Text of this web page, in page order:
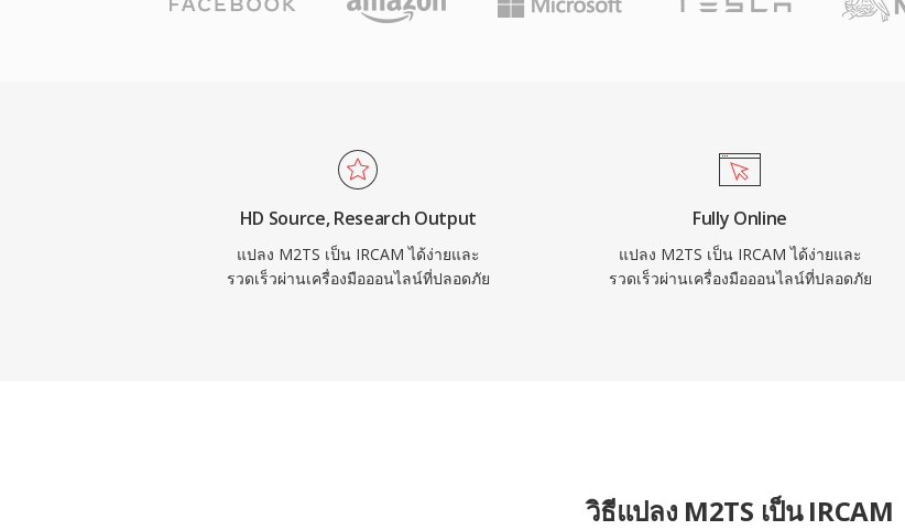
HD Source, Research Output
แปลง M2TS เป็น IRCAM ได้ง่ายและ
รวดเร็วผ่านเครื่องมือออนไลน์ที่ปลอดภัย
Fully Online
แปลง M2TS เป็น IRCAM ได้ง่ายและ
รวดเร็วผ่านเครื่องมือออนไลน์ที่ปลอดภัย
วิธีแปลง M2TS เป็น IRCAM